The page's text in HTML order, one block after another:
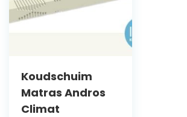
Koudschuim
Matras Andros
Climat